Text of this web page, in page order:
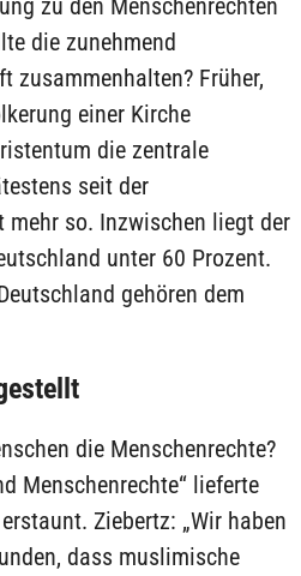
zu den Menschenrechten
die zunehmend
zusammenhalten? Früher,
einer Kirche
die zentrale
seit der
mehr so. Inzwischen liegt der
unter 60 Prozent.
gehören dem
die Menschenrechte?
Menschenrechte“ lieferte
Ziebertz: „Wir haben
dass muslimische